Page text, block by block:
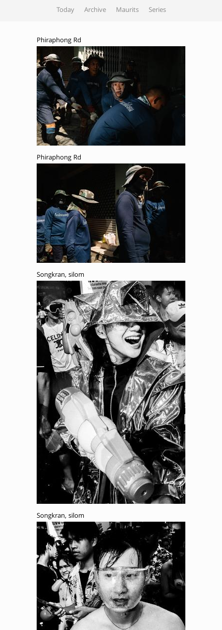
Today Archive Maurits Series
Phiraphong Rd
Phiraphong Rd
Songkran, silom
Songkran, silom